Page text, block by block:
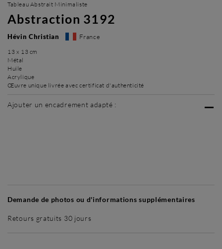
Tableau Abstrait Minimaliste
Abstraction 3192
Hévin Christian France
13 x 13 cm
Métal
Huile
Acrylique
Œuvre unique livrée avec certificat d'authenticité
Ajouter un encadrement adapté :
Demande de photos ou d'informations supplémentaires
Retours gratuits 30 jours